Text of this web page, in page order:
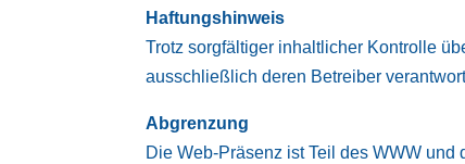
Haftungshinweis
Trotz sorgfältiger inhaltlicher Kontrolle
ausschließlich deren Betreiber
Abgrenzung
Die Web-Präsenz ist Teil des WWW